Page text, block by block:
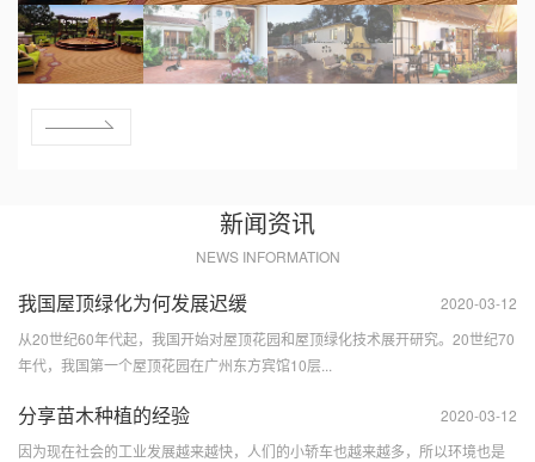
新闻资讯
NEWS INFORMATION
2020-03-12
我国屋顶绿化为何发展迟缓
从20世纪60年代起，我国开始对屋顶花园和屋顶绿化技术展开研究。20世纪70
年代，我国第一个屋顶花园在广州东方宾馆10层...
2020-03-12
分享苗木种植的经验
因为现在社会的工业发展越来越快，人们的小轿车也越来越多，所以环境也是